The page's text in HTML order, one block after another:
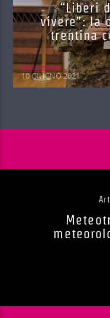
“Liberi
vivere”: la
trentina
Red.azione
10 GIUGNO 2021